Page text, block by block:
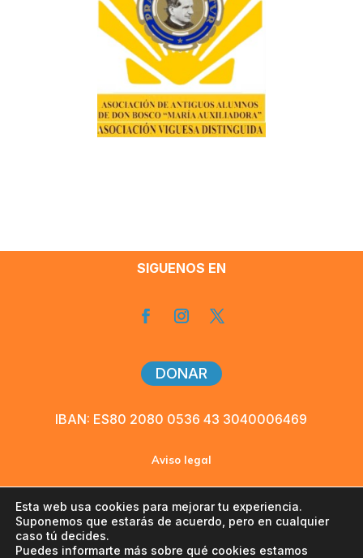
SIGUENOS EN
DONAR
IBAN: ES80 2080 0536 43 3040006469
Aviso legal
Esta web usa cookies para mejorar tu experiencia.
Suponemos que estarás de acuerdo, pero en cualquier
caso tú decides.
Puedes informarte más sobre qué cookies estamos